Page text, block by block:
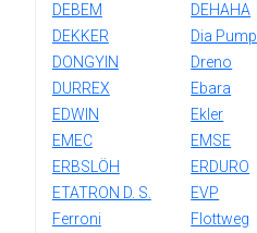
DEBEM
DEHAHA
DEKKER
Dia Pump
DONGYIN
Dreno
DURREX
Ebara
EDWIN
Ekler
EMEC
EMSE
ERBSLÖH
ERDURO
ETATRON D. S.
EVP
Ferroni
Flottweg